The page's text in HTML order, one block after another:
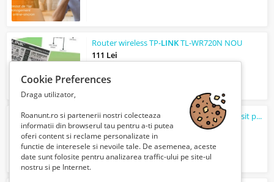
Router wireless TP-LINKTL-WR720N NOU
111 Lei
Vind Router TP-Link
: TL_WR1043ND ,folosit putin,pret 45 Lei
45 Lei
Cookie Preferences
Draga utilizator,
Roanunt.ro si partenerii nostri colecteaza
informatii din browserul tau pentru a-ti putea
oferi content si reclame personalizate in
functie de interesele si nevoile tale. De asemenea, aceste
date sunt folosite pentru analizarea traffic-ului pe site-ul
nostru si pe Internet.